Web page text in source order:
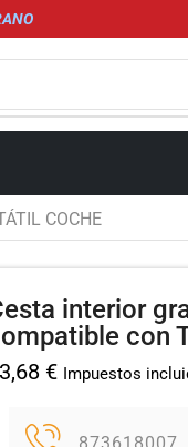
COCHE
interior
con
€ Impuestos